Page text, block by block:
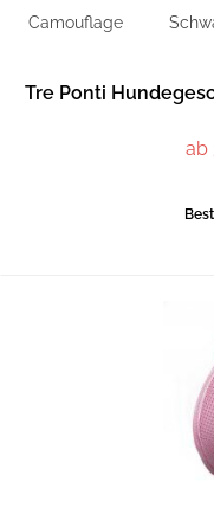
Camouflage
Tre Ponti
ab